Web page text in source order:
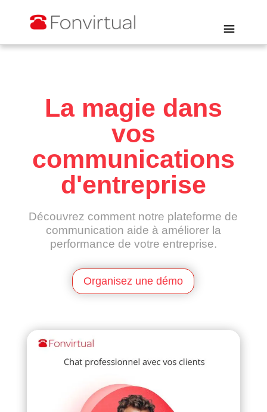
La magie dans
vos
communications
d'entreprise
Découvrez comment notre plateforme de
communication aide à améliorer la
performance de votre entreprise.
Organisez une démo